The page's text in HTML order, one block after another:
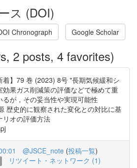
ス (DOI)
Chronograph Google Scholar
2 posts, 4 favorites)
着】79 巻 (2023) 8号 "長期気候緩和シ
果ガス削減策の評価などで極めて重
が，その妥当性や実現可能性
歴史的に観察された変化との対比に基
リオの評価方法
@JSCE_note (投稿一覧)
リツイート・ネットワーク (1)